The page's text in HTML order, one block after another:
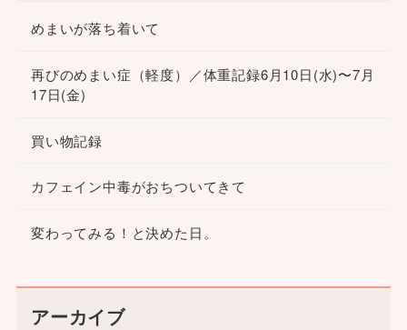
めまいが落ち着いて
再びのめまい症（軽度）／体重記録6月10日(水)〜7月
17日(金)
買い物記録
カフェイン中毒がおちついてきて
変わってみる！と決めた日。
アーカイブ